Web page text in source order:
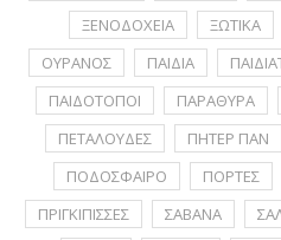
ΞΕΝΟΔΟΧΕΙΑ
ΞΩΤΙΚΑ
ΟΥΡΑΝΟΣ
ΠΑΙΔΙΑ
ΠΑΙΔΟΤΟΠΟΙ
ΠΑΡΑΘΥΡΑ
ΠΕΤΑΛΟΥΔΕΣ
ΠΗΤΕΡ ΠΑΝ
ΠΟΔΟΣΦΑΙΡΟ
ΠΟΡΤΕΣ
ΠΡΙΓΚΙΠΙΣΣΕΣ
ΣΑΒΑΝΑ